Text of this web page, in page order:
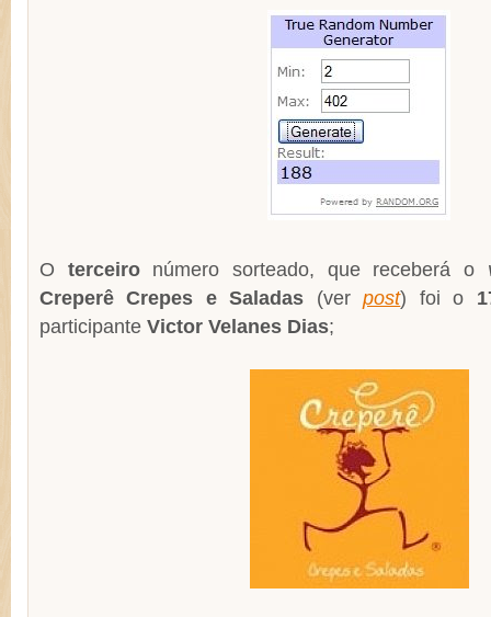
O terceironúmero sorteado, que receberá o
Creperê Crepes e Saladas (verpost) foi o
participante Victor Velanes Dias;